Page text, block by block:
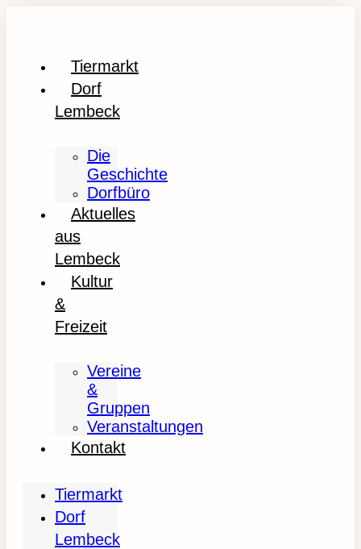
Tiermarkt
Dorf
Lembeck
Die
Geschichte
Dorfbüro
Aktuelles
aus
Lembeck
Kultur
&
Freizeit
Vereine
&
Gruppen
Veranstaltungen
Kontakt
Tiermarkt
Dorf
Lembeck